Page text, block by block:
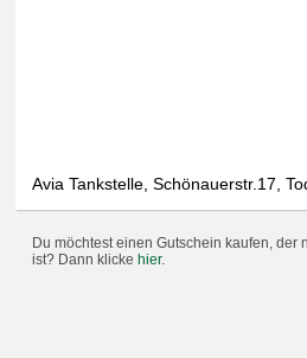
Avia Tankstelle, Schönauerstr.17,
Du möchtest einen Gutschein kaufen, der
ist? Dann klicke hier.